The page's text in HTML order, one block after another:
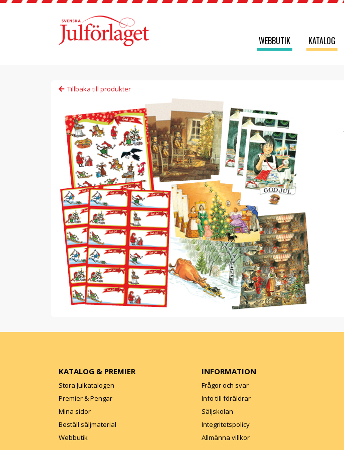
WEBBUTIK KATALOG
Tillbaka till produkter
KATALOG & PREMIER
Stora Julkatalogen
Premier & Pengar
Mina sidor
Beställ säljmaterial
Webbutik
INFORMATION
Frågor och svar
Info till föräldrar
Säljskolan
Integritetspolicy
Allmänna villkor